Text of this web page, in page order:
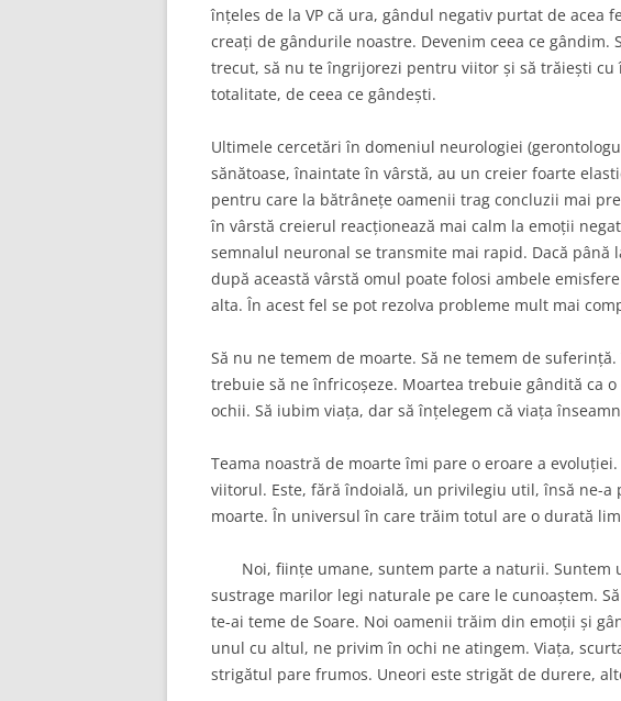
înțeles de la VP că ura, gândul negativ purtat de acea
creați de gândurile noastre. Devenim ceea ce
trecut, să nu te îngrijorezi pentru viitor și să trăiești
totalitate, de ceea ce gândești.
Ultimele cercetări în domeniul neurologiei
sănătoase, înaintate în vârstă, au un creier foarte
pentru care la bătrânețe oamenii trag concluzii mai
în vârstă creierul reacționează mai calm la emoții
semnalul neuronal se transmite mai rapid. Dacă
după această vârstă omul poate folosi ambele
alta. În acest fel se pot rezolva probleme mult mai
Să nu ne temem de moarte. Să ne temem de
trebuie să ne înfricoșeze. Moartea trebuie gândită ca
ochii. Să iubim viața, dar să înțelegem că viața
Teama noastră de moarte îmi pare o eroare a
viitorul. Este, fără îndoială, un privilegiu util, însă ne-
moarte. În universul în care trăim totul are o durată
Noi, ființe umane, suntem parte a naturii. Suntem
sustrage marilor legi naturale pe care le cunoaștem.
te-ai teme de Soare. Noi oamenii trăim din emoții și
unul cu altul, ne privim în ochi ne atingem. Viața,
strigătul pare frumos. Uneori este strigăt de durere,